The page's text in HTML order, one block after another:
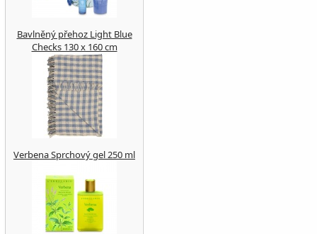
Bavlněný přehoz Light Blue
Checks 130 x 160 cm
Verbena Sprchový gel 250 ml